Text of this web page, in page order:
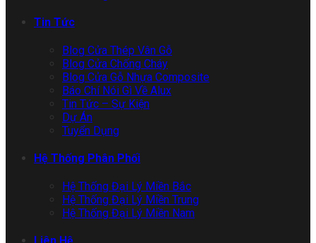
Tin Tức
Blog Cửa Thép Vân Gỗ
Blog Cửa Chống Cháy
Blog Cửa Gỗ Nhựa Composite
Báo Chí Nói Gì Về Alux
Tin Tức – Sự Kiện
Dự Án
Tuyển Dụng
Hệ Thống Phân Phối
Hệ Thống Đại Lý Miền Bắc
Hệ Thống Đại Lý Miền Trung
Hệ Thống Đại Lý Miền Nam